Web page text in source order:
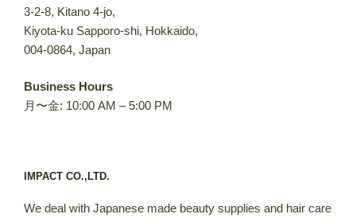
3-2-8, Kitano 4-jo,
Kiyota-ku Sapporo-shi, Hokkaido,
004-0864, Japan
Business Hours
月〜金: 10:00 AM – 5:00 PM
IMPACT CO.,LTD.
We deal with Japanese made beauty supplies and hair care